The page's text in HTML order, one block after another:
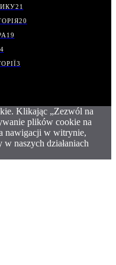
21
20
19
4
3
Klikając „Zezwól na
plików cookie na
nawigacji w witrynie,
naszych działaniach